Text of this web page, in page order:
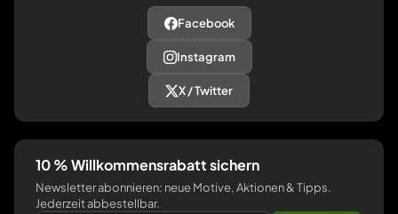
Facebook
Instagram
X / Twitter
10 % Willkommensrabatt sichern
Newsletter abonnieren: neue Motive, Aktionen & Tipps.
Jederzeit abbestellbar.